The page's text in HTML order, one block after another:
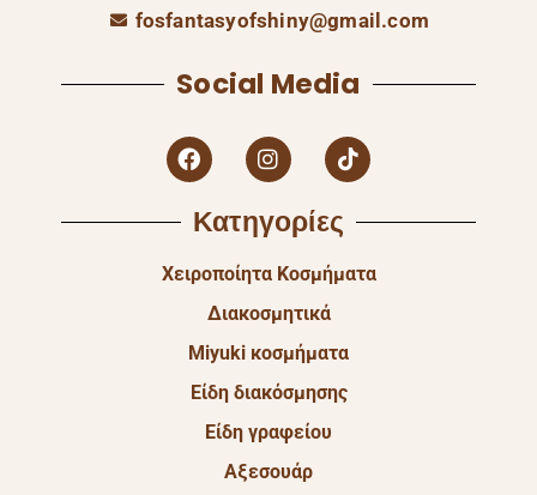
fosfantasyofshiny@gmail.com
Social Media
Κατηγορίες
Χειροποίητα Κοσμήματα
Διακοσμητικά
Miyuki κοσμήματα
Είδη διακόσμησης
Είδη γραφείου
Αξεσουάρ